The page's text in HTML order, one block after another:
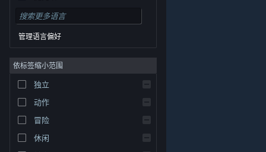
丹麦语
德语
英语
西班牙语 - 西班牙
西班牙语 - 拉丁美洲
希腊语
管理语言偏好
依标签缩小范围
独立
动作
冒险
休闲